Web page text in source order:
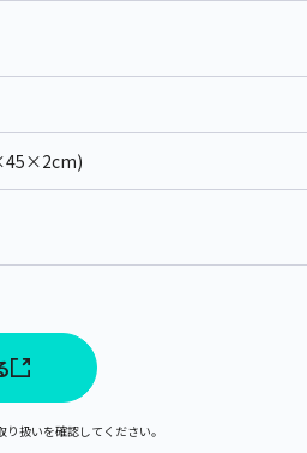
扱いを確認してください。